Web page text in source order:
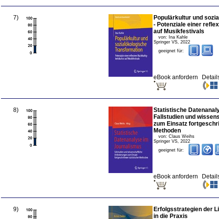
7)
Populärkultur und
- Potenziale einer
auf Musikfestivals
von:
Ina Kahle
Springer VS, 2022
geeignet für:
eBook anfordern
8)
Statistische
Fallstudien und
zum Einsatz
Methoden
von: Claus Weihs
Springer VS, 2022
geeignet für:
eBook anfordern
9)
Erfolgsstrategien der
in die Praxis